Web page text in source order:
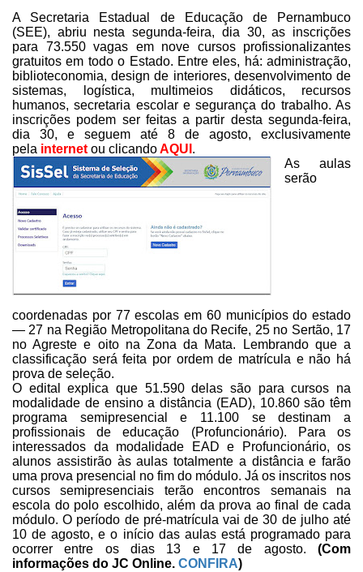
A Secretaria Estadual de Educação de Pernambuco
(SEE), abriu nesta segunda-feira, dia 30, as inscrições
para 73.550 vagas em nove cursosprofissionalizantes
gratuitos em todo o Estado. Entre eles, há: administração,
biblioteconomia, design de interiores, desenvolvimento de
sistemas, logística, multimeios didáticos, recursos
humanos, secretaria escolar e segurança do trabalho. As
inscrições podem ser feitas a partir desta segunda-feira,
dia 30, e seguem até 8 de agosto, exclusivamente
pela internet ou clicandoAQUI .
As aulas
serão
coordenadas por 77 escolas em 60 municípios do estado
— 27 na Região Metropolitana do Recife, 25 no Sertão, 17
no Agreste e oito naZona da Mata. Lembrando que a
classificação será feita por ordem de matrícula enão há
prova de seleção.
O edital explica que 51.590 delas são para cursos na
modalidade deensino a distância (EAD), 10.860 são têm
programa semipresencial e 11.100 sedestinam a
profissionais de educação (Profuncionário). Para os
interessados damodalidade EAD e Profuncionário, os
alunos assistirão às aulas totalmente adistância e farão
uma prova presencial no fim do módulo. Já os inscritos nos
cursos semipresenciais terão encontros semanais na
escola do polo escolhido, além da prova ao final de cada
módulo. O período de pré-matrícula vai de 30 de julhoaté
10 de agosto, e o início das aulas está programado para
ocorrer entre osdias 13 e 17 de agosto.(Com
informações do JC Online. CONFIRA)